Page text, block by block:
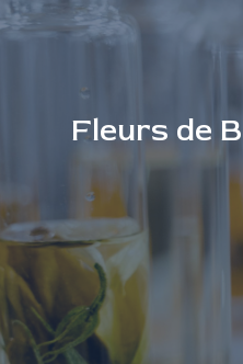
Fleurs de